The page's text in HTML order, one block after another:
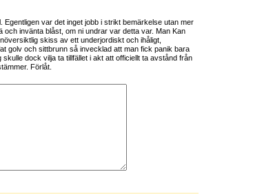
Egentligen var det inget jobb i strikt bemärkelse utan mer
och invänta blåst, om ni undrar var detta var. Man Kan
skiss av ett underjordiskt och ihåligt,
golv och sittbrunn så invecklad att man fick panik bara
dock vilja ta tillfället i akt att officiellt ta avstånd från
Förlåt.